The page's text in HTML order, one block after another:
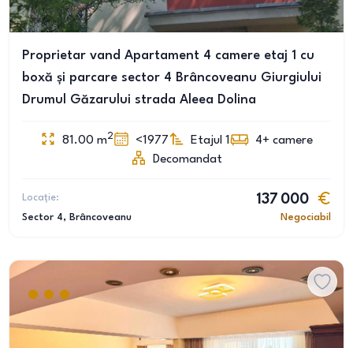
Proprietar vand Apartament 4 camere etaj 1 cu
boxă și parcare sector 4 Brâncoveanu Giurgiului
Drumul Găzarului strada Aleea Dolina
81.00 m2 <1977 Etajul 1 4+ camere
Decomandat
Locație:
Sector 4, Brâncoveanu
137 000
Negociabil